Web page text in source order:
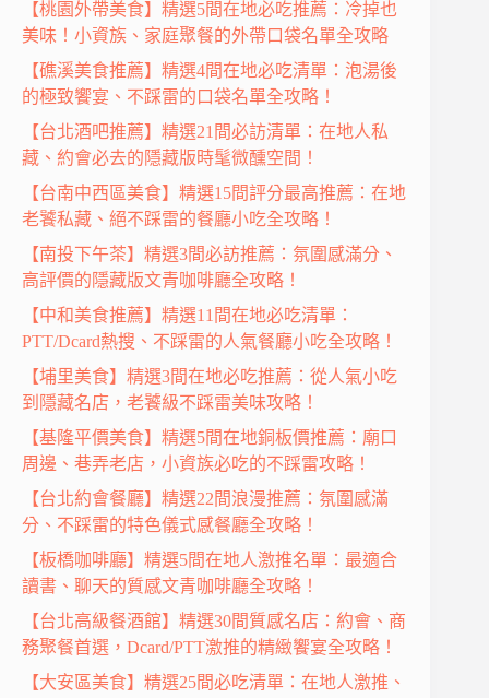
【桃園外帶美食】精選5間在地必吃推薦：冷掉也
美味！小資族、家庭聚餐的外帶口袋名單全攻略
【礁溪美食推薦】精選4間在地必吃清單：泡湯後
的極致饗宴、不踩雷的口袋名單全攻略！
【台北酒吧推薦】精選21間必訪清單：在地人私
藏、約會必去的隱藏版時髦微醺空間！
【台南中西區美食】精選15間評分最高推薦：在地
老饕私藏、絕不踩雷的餐廳小吃全攻略！
【南投下午茶】精選3間必訪推薦：氛圍感滿分、
高評價的隱藏版文青咖啡廳全攻略！
【中和美食推薦】精選11間在地必吃清單：
PTT/Dcard熱搜、不踩雷的人氣餐廳小吃全攻略！
【埔里美食】精選3間在地必吃推薦：從人氣小吃
到隱藏名店，老饕級不踩雷美味攻略！
【基隆平價美食】精選5間在地銅板價推薦：廟口
周邊、巷弄老店，小資族必吃的不踩雷攻略！
【台北約會餐廳】精選22間浪漫推薦：氛圍感滿
分、不踩雷的特色儀式感餐廳全攻略！
【板橋咖啡廳】精選5間在地人激推名單：最適合
讀書、聊天的質感文青咖啡廳全攻略！
【台北高級餐酒館】精選30間質感名店：約會、商
務聚餐首選，Dcard/PTT激推的精緻饗宴全攻略！
【大安區美食】精選25間必吃清單：在地人激推、